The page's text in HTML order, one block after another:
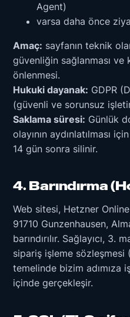
Agent)
varsa daha önce
Amaç: sayfanın teknik
güvenliğin sağlanması ve
önlenmesi.
Hukuki dayanak: GDPR
(güvenli ve sorunsuz
Saklama süresi: Günlük
olayının aydınlatılması
14 gün sonra silinir.
4. Barındırma
Web sitesi, Hetzner
91710 Gunzenhausen,
barındırılır. Sağlayıcı,
sipariş işleme sözleşmesi
temelinde bizim adımıza
içinde gerçekleşir.